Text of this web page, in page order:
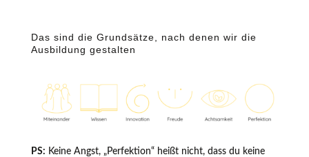
Das sind die Grundsätze, nach denen wir die
Ausbildung gestalten
PS: Keine Angst, „Perfektion“ heißt nicht, dass du keine